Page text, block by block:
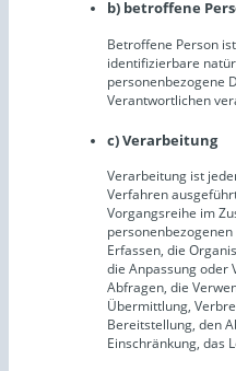
b) betroffene
Betroffene Person
identifizierbare
personenbezogene
Verantwortlichen
c) Verarbeitung
Verarbeitung ist
Verfahren
Vorgangsreihe im
Erfassen, die
die Anpassung oder
Abfragen, die
Übermittlung,
Bereitstellung, den
Einschränkung, das